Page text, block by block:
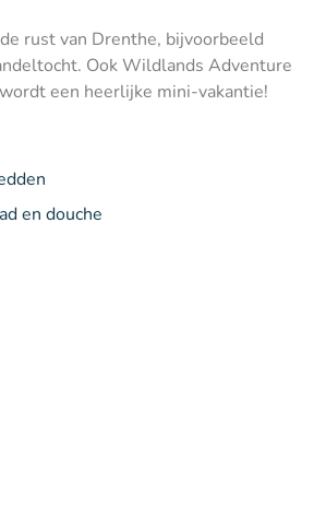
rust van Drenthe, bijvoorbeeld
Ook Wildlands Adventure
een heerlijke mini-vakantie!
en douche